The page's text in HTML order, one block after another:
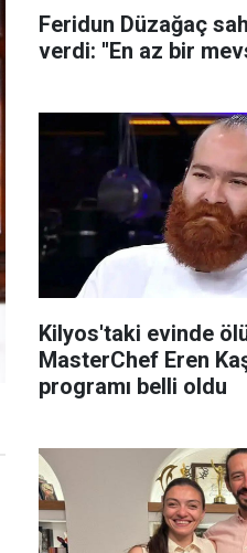
Feridun Düzağaç
verdi: ''En az bir
Kilyos'taki evinde
MasterChef Eren
programı belli oldu